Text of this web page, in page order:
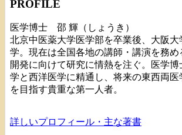
PROFILE
医学博士 邵 輝（しょうき）
北京中医薬大学医学部を卒業後、大阪大
学。現在は全国各地の講師・講演を務め
開発に向けて研究に情熱を注ぐ。医学
学と西洋医学に精通し、将来の東西両医
を目指す貴重な第一人者。
詳しいプロフィール・主な著書